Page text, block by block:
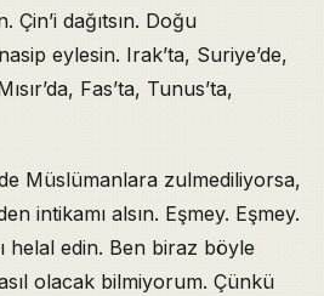
dağıtsın. Doğu
eylesin. Irak’ta, Suriye’de,
Fas’ta, Tunus’ta,
Müslümanlara zulmediliyorsa,
intikamı alsın. Eşmey. Eşmey.
helal edin. Ben biraz böyle
olacak bilmiyorum. Çünkü